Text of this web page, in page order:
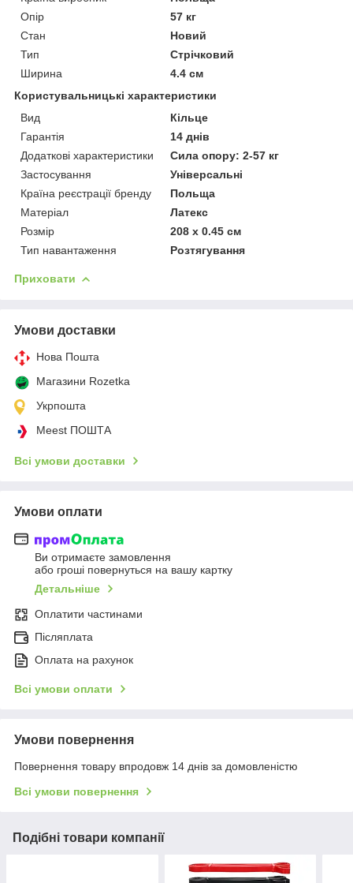
Опір
57 кг
Стан
Новий
Тип
Стрічковий
Ширина
4.4 см
Користувальницькі характеристики
Вид
Кільце
Гарантія
14 днів
Додаткові характеристики
Сила опору: 2-57 кг
Застосування
Універсальні
Країна реєстрації бренду
Польща
Матеріал
Латекс
Розмір
208 х 0.45 см
Тип навантаження
Розтягування
Приховати
Умови доставки
Нова Пошта
Магазини Rozetka
Укрпошта
Meest ПОШТА
Всі умови доставки
Умови оплати
Ви отримаєте замовлення
або гроші повернуться на вашу картку
Детальніше
Оплатити частинами
Післяплата
Оплата на рахунок
Всі умови оплати
Умови повернення
Повернення товару впродовж 14 днів за домовленістю
Всі умови повернення
Подібні товари компанії